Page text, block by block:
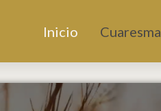
Inicio Cuaresma